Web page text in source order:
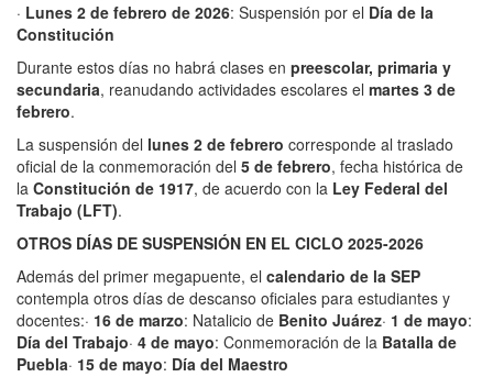
· Lunes 2 de febrero de 2026: Suspensión por el Día de la
Constitución
Durante estos días no habrá clases en preescolar, primaria y
secundaria, reanudando actividades escolares el martes 3 de
febrero.
La suspensión del lunes 2 de febrero corresponde al traslado
oficial de la conmemoración del 5 de febrero, fecha histórica de
la Constitución de 1917, de acuerdo con la Ley Federal del
Trabajo (LFT).
OTROS DÍAS DE SUSPENSIÓN EN EL CICLO 2025-2026
Además del primer megapuente, el calendario de la SEP
contempla otros días de descanso oficiales para estudiantes y
docentes:· 16 de marzo: Natalicio de Benito Juárez· 1 de mayo:
Día del Trabajo· 4 de mayo: Conmemoración de la Batalla de
Puebla· 15 de mayo: Día del Maestro